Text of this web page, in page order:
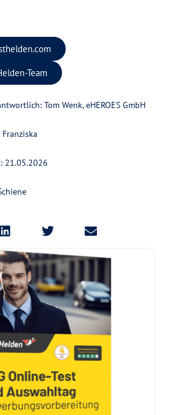
Team
Tom Wenk, eHEROES GmbH
Franziska
21.05.2026